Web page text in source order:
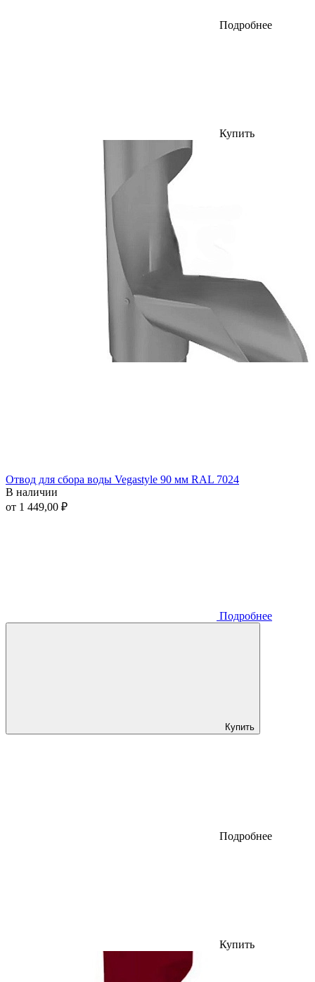
Подробнее
Купить
Отвод для сбора воды Vegastyle 90 мм RAL 7024
В наличии
от 1 449,00 ₽
Подробнее
Купить
Подробнее
Купить